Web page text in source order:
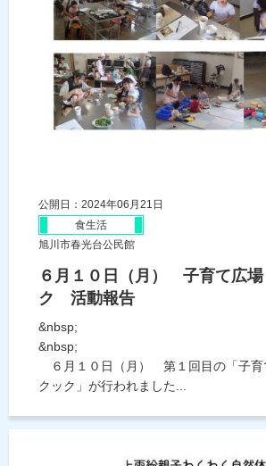
公開日：2024年06月21日
食生活
旭川市春光台公民館
６月１０日（月） 子育て広場
ク 活動報告
&nbsp;
&nbsp;
６月１０日（月） 第１回目の「子育
クック」が行われました...